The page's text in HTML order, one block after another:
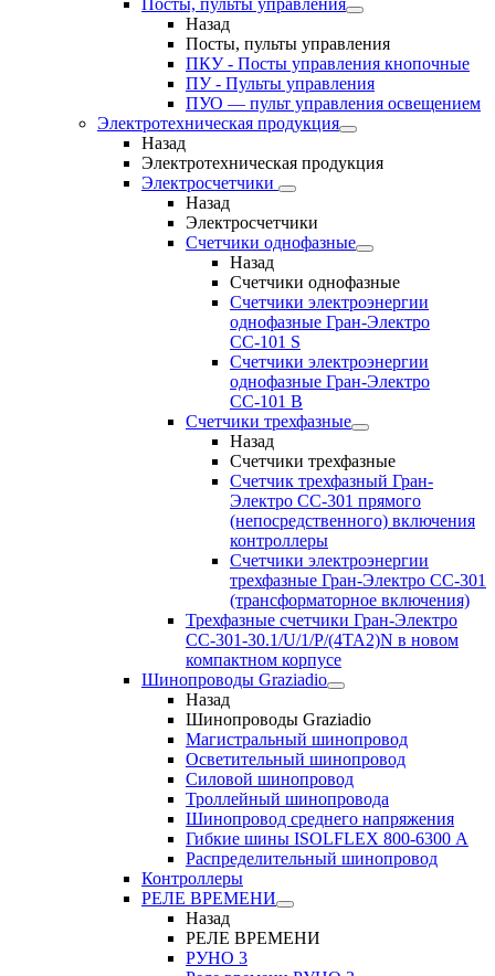
Посты, пульты управления
Назад
Посты, пульты управления
ПКУ - Посты управления кнопочные
ПУ - Пульты управления
ПУО — пульт управления освещением
Электротехническая продукция
Назад
Электротехническая продукция
Электросчетчики
Назад
Электросчетчики
Счетчики однофазные
Назад
Счетчики однофазные
Счетчики электроэнергии
однофазные Гран-Электро
СС-101 S
Счетчики электроэнергии
однофазные Гран-Электро
СС-101 B
Счетчики трехфазные
Назад
Счетчики трехфазные
Счетчик трехфазный Гран-
Электро CC-301 прямого
(непосредственного) включения
контроллеры
Счетчики электроэнергии
трехфазные Гран-Электро CC-301
(трансформаторное включения)
Трехфазные счетчики Гран-Электро
СС-301-30.1/U/1/P/(4TA2)N в новом
компактном корпусе
Шинопроводы Graziadio
Назад
Шинопроводы Graziadio
Магистральный шинопровод
Осветительный шинопровод
Силовой шинопровод
Троллейный шинопровода
Шинопровод среднего напряжения
Гибкие шины ISOLFLEX 800-6300 А
Распределительный шинопровод
Контроллеры
РЕЛЕ ВРЕМЕНИ
Назад
РЕЛЕ ВРЕМЕНИ
РУНО 3